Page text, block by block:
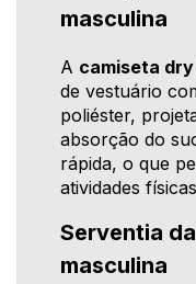
masculina
A camiseta
de vestuário
poliéster,
absorção do
rápida, o que
atividades
Serventia
masculina